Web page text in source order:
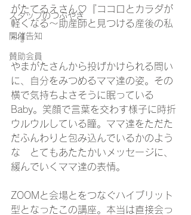
スタッフのつぶやき
開催告知
賛助会員
がたてるえさん♡『ココロとカラダが
軽くなる～助産師と見つける産後の私
～』
やまがたさんから投げかけられる問い
に、自分をみつめるママ達の姿。その
横で気持ちよさそうに眠っている
Baby。笑顔で言葉を交わす様子に時折
ウルウルしている瞳。ママ達をただた
だふんわりと包み込んでいるかのよう
な　とてもあたたかいメッセージに、
緩んでいくママ達の表情。
ZOOMと会場とをつなぐハイブリット
型となったこの講座。本当は直接会っ